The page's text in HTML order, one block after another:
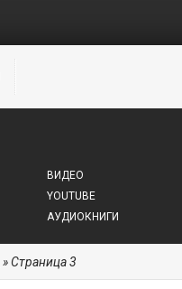
ВИДЕО
YOUTUBE
АУДИОКНИГИ
» Страница 3